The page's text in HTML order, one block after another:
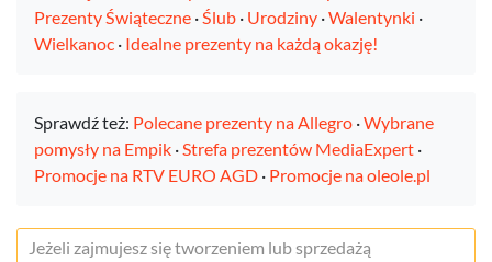
Jeżeli zajmujesz się tworzeniem lub sprzedażą
Prezenty Świąteczne ·Ślub · Urodziny ·Walentynki ·
Wielkanoc · Idealne prezenty na każdą okazję!
Sprawdź też: Polecane prezenty na Allegro ·Wybrane
pomysły na Empik ·Strefa prezentów MediaExpert ·
Promocje na RTV EURO AGD · Promocje na oleole.pl